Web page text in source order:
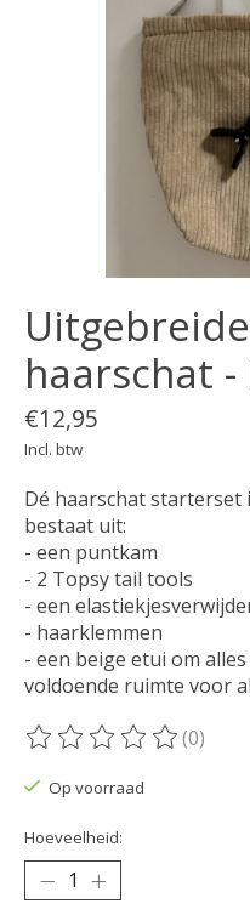
haarschat -
€12,95
Incl. btw
Dé haarschat starterset
bestaat uit:
- een puntkam
- 2 Topsy tail tools
- een
- haarklemmen
- een beige etui om
voldoende ruimte voor
De beoordeling van dit
(0)
Op voorraad
Hoeveelheid: